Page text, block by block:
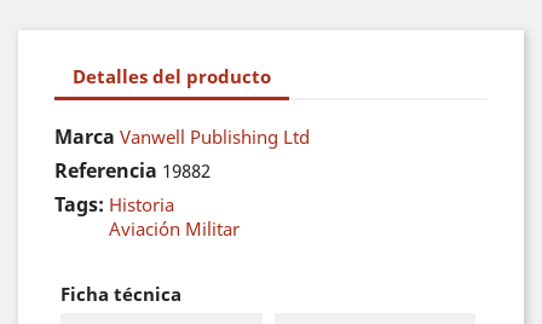
Detalles del producto
Marca Vanwell Publishing Ltd
Referencia 19882
Tags: Historia
Aviación Militar
Ficha técnica